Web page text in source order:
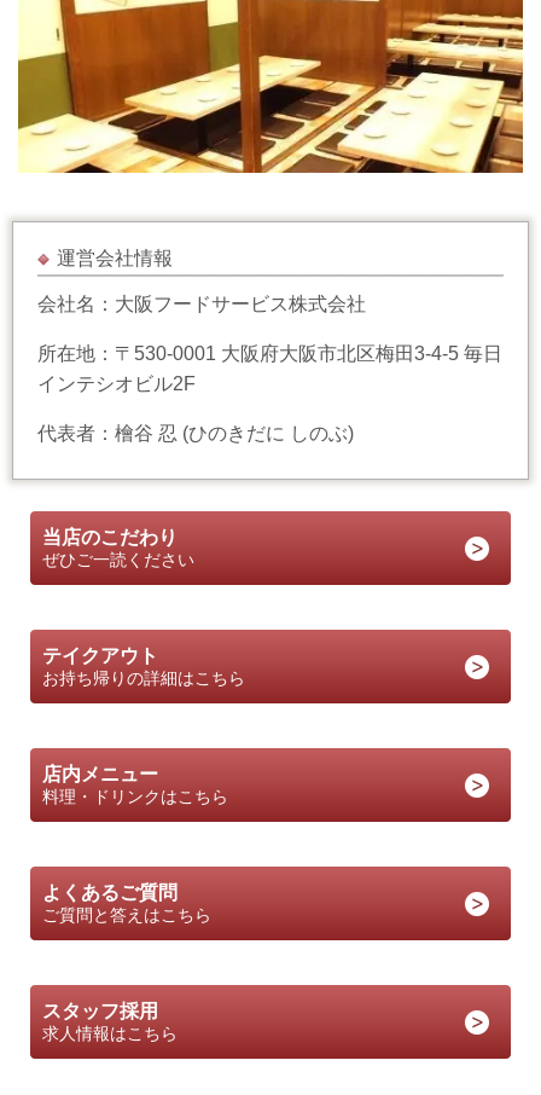
運営会社情報
会社名：大阪フードサービス株式会社
所在地：〒530-0001 大阪府大阪市北区梅田3-4-5 毎日
インテシオビル2F
代表者：檜谷 忍 (ひのきだに しのぶ)
当店のこだわり
ぜひご一読ください
テイクアウト
お持ち帰りの詳細はこちら
店内メニュー
料理・ドリンクはこちら
よくあるご質問
ご質問と答えはこちら
スタッフ採用
求人情報はこちら